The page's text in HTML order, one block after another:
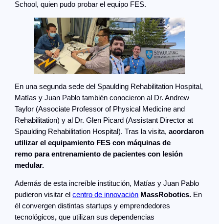
School, quien pudo probar el equipo FES.
En una segunda sede del Spaulding Rehabilitation Hospital,
Matías y Juan Pablo también conocieron al Dr. Andrew
Taylor (Associate Professor of Physical Medicine and
Rehabilitation) y al Dr. Glen Picard (Assistant Director at
Spaulding Rehabilitation Hospital). Tras la visita,acordaron
utilizar el equipamiento FES con máquinas de
remo para entrenamiento de pacientes con lesión
medular.
Además de esta increíble institución, Matías y Juan Pablo
pudieron visitar elcentro de innovación MassRobotics. En
él convergen distintas startups y emprendedores
tecnológicos,que utilizan sus dependencias